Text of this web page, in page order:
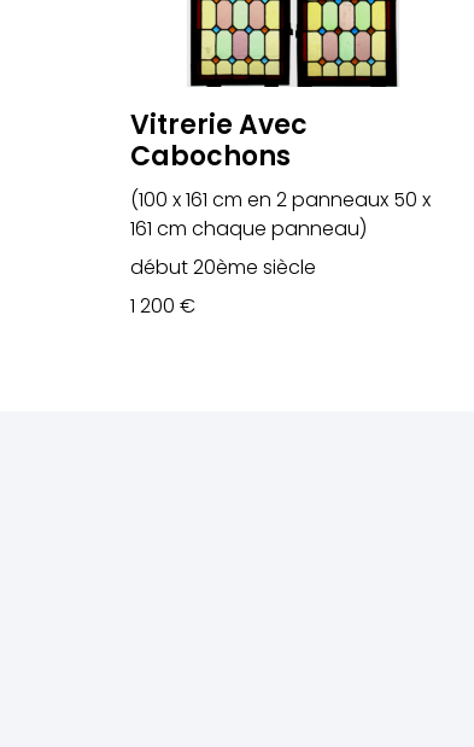
Vitrerie Avec
Cabochons
(100 x 161 cm en 2 panneaux 50 x
161 cm chaque panneau)
début 20ème siècle
1 200 €